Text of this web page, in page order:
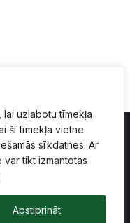
uzlabotu tīmekļa
šī tīmekļa vietne
sīkdatnes. Ar
tikt izmantotas
Apstiprināt
Lapas karte
tiesības aizsargātas.